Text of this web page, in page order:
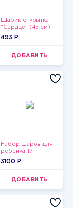
Шарик-открытка
"Сердце" (45 см) -
2
493 P
ДОБАВИТЬ
Набор шаров для
ребенка-17
3100 P
ДОБАВИТЬ